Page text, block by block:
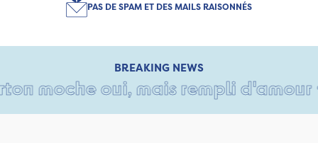
PAS DE SPAM ET DES MAILS RAISONNÉS
BREAKING NEWS
moche oui, mais rempli d'amour •